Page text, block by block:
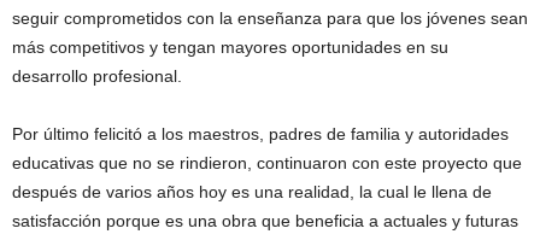
seguir comprometidos con la enseñanza para que los jóvenes sean
más competitivos y tengan mayores oportunidades en su
desarrollo profesional.
Por último felicitó a los maestros, padres de familia y autoridades
educativas que no se rindieron, continuaron con este proyecto que
después de varios años hoy es una realidad, la cual le llena de
satisfacción porque es una obra que beneficia a actuales y futuras